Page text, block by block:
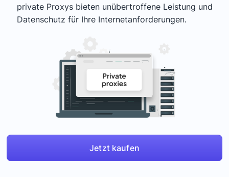
private Proxys bieten unübertroffene Leistung und
Datenschutz für Ihre Internetanforderungen.
Jetzt kaufen